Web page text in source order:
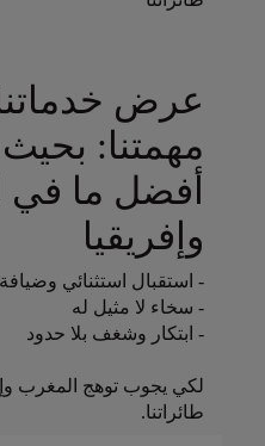
عرض
مهمتنا:
أفضل ما في
وإفريقيا
- استقبال استثنائي
- سخاء لا مثيل له
- ابتكار وشغف بلا حدود
لكي يجوب توهج المغرب
طائراتنا.